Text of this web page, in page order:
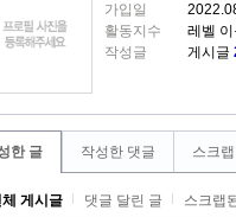
가입일
활동지수
레벨
작성글
게시글
한 글 작성한 댓글 스크
체 게시글 댓글 달린 글 스크랩